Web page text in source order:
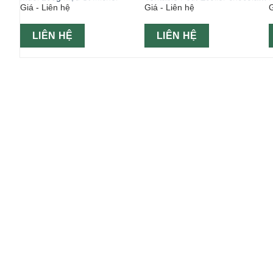
Giá - Liên hệ
LIÊN HỆ
blanc 150g
Giá - Liên hệ
LIÊN HỆ